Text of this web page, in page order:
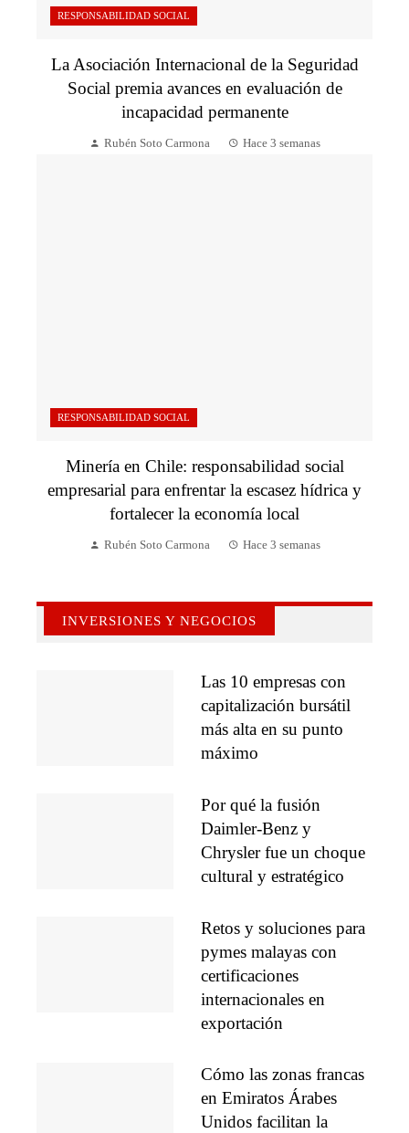
RESPONSABILIDAD SOCIAL
La Asociación Internacional de la Seguridad
Social premia avances en evaluación de
incapacidad permanente
Rubén Soto Carmona Hace 3 semanas
RESPONSABILIDAD SOCIAL
Minería en Chile: responsabilidad social
empresarial para enfrentar la escasez hídrica y
fortalecer la economía local
Rubén Soto Carmona Hace 3 semanas
INVERSIONES Y NEGOCIOS
Las 10 empresas con
capitalización bursátil
más alta en su punto
máximo
Por qué la fusión
Daimler-Benz y
Chrysler fue un choque
cultural y estratégico
Retos y soluciones para
pymes malayas con
certificaciones
internacionales en
exportación
Cómo las zonas francas
en Emiratos Árabes
Unidos facilitan la